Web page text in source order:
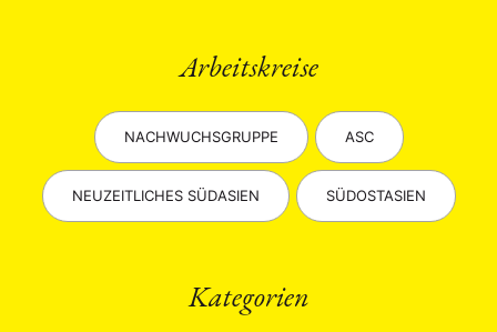
Arbeitskreise
NACHWUCHSGRUPPE ASC
NEUZEITLICHES SÜDASIEN SÜDOSTASIEN
Kategorien